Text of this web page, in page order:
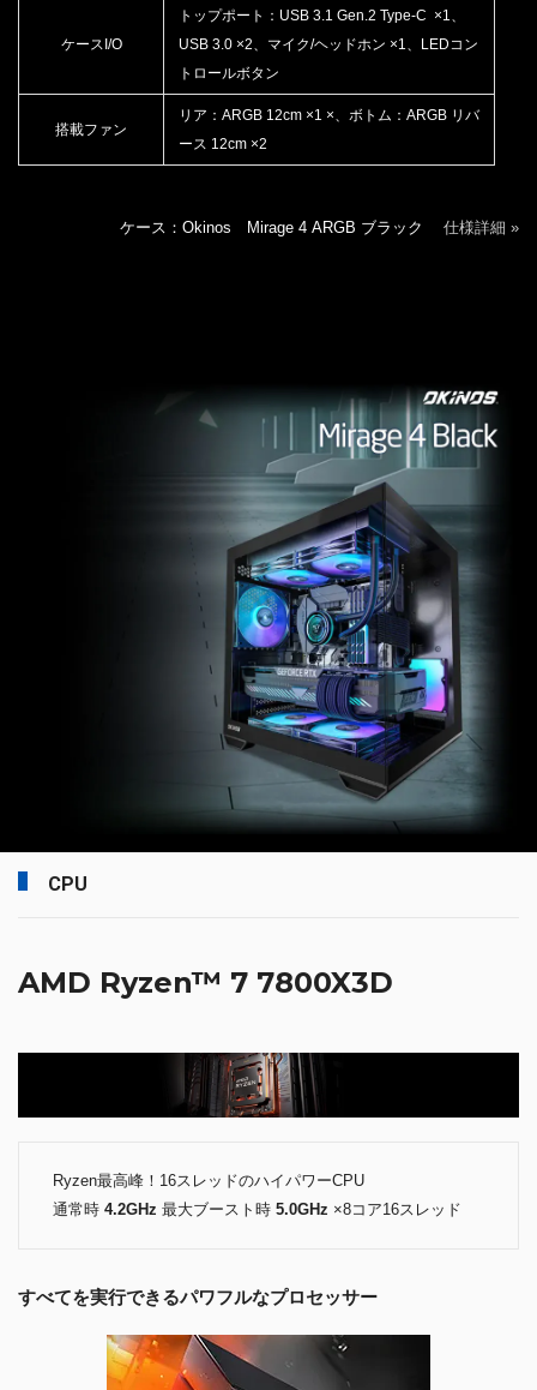
ケースI/O
トップポート：USB 3.1 Gen.2 Type-C ×1、
USB 3.0 ×2、マイク/ヘッドホン ×1、LEDコン
トロールボタン
搭載ファン
リア：ARGB 12cm ×1 ×、ボトム：ARGB リバ
ース 12cm ×2
ケース：Okinos Mirage 4 ARGB ブラック 仕様詳細 »
CPU
AMD Ryzen™ 7 7800X3D
Ryzen最高峰！16スレッドのハイパワーCPU
通常時 4.2GHz 最大ブースト時 5.0GHz ×8コア16スレッド
すべてを実行できるパワフルなプロセッサー